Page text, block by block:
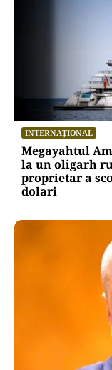
INTERNAȚIONAL
Megayahtul
la un oligarh
proprietar a
dolari